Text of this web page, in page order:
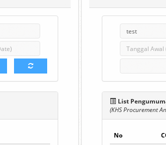
List
(KHS Procurement
No